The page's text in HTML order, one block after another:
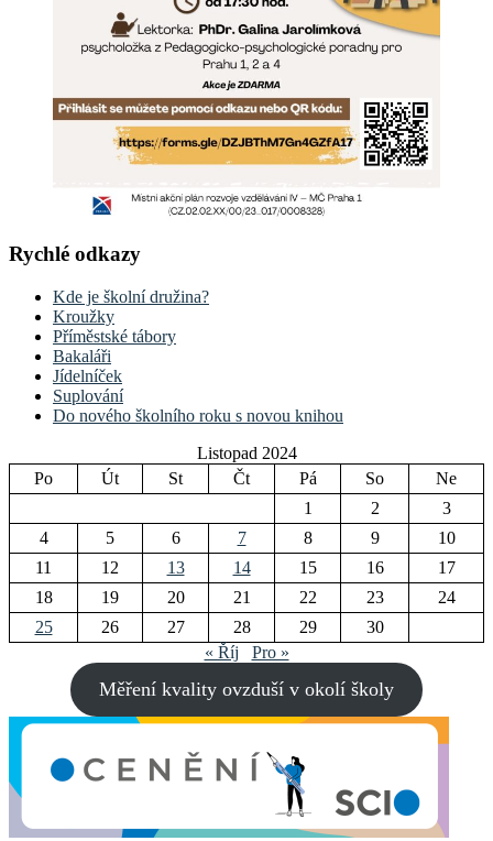
Rychlé odkazy
Kde je školní družina?
Kroužky
Příměstské tábory
Bakaláři
Jídelníček
Suplování
Do nového školního roku s novou knihou
Listopad 2024
Po
Út St Čt Pá So
Ne
1
2
3
4
5 6 7 8 9
10
11
12 13 14 15 16
17
18
19 20 21 22 23
24
25
26 27 28 29
30
« Říj
Pro »
Měření kvality ovzduší v okolí školy